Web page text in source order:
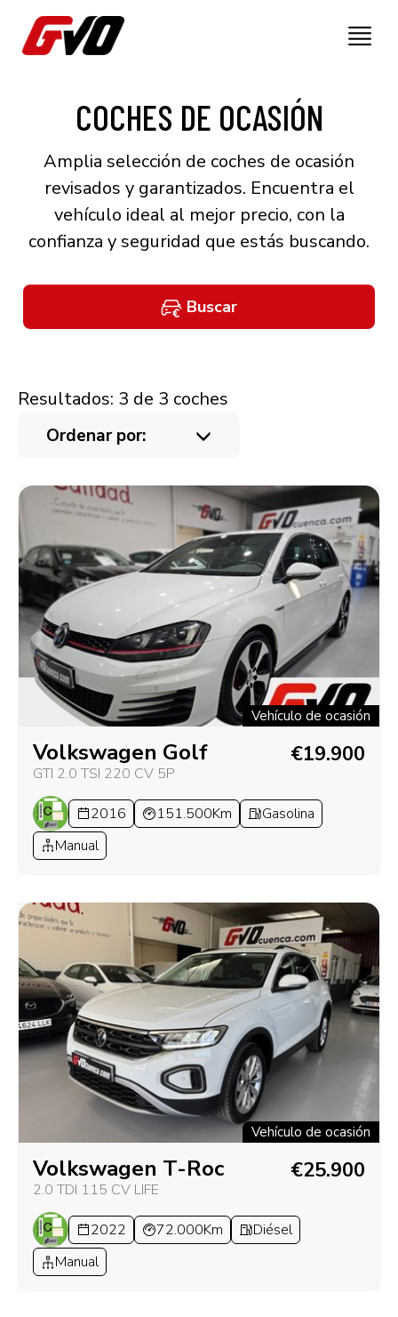
COCHES DE OCASIÓN
Amplia selección de coches de ocasión
revisados y garantizados. Encuentra el
vehículo ideal al mejor precio, con la
confianza y seguridad que estás buscando.
Buscar
Resultados: 3 de 3 coches
Ordenar por:
Vehículo de ocasión
Volkswagen Golf
GTI 2.0 TSI 220 CV 5P
€19.900
2016 151.500Km
Gasolina
Manual
Vehículo de ocasión
Volkswagen T-Roc
2.0 TDI 115 CV LIFE
€25.900
2022 72.000Km
Diésel
Manual